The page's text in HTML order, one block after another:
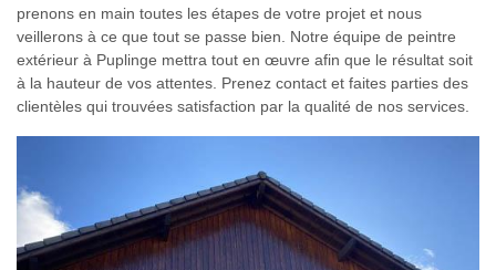
prenons en main toutes les étapes de votre projet et nous
veillerons à ce que tout se passe bien. Notre équipe de peintre
extérieur à Puplinge mettra tout en œuvre afin que le résultat soit
à la hauteur de vos attentes. Prenez contact et faites parties des
clientèles qui trouvées satisfaction par la qualité de nos services.